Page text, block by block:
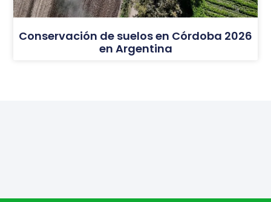
Conservación de suelos en Córdoba 2026
en Argentina